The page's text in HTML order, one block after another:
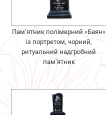
Пам’ятник полімерний «Баян»
із портретом, чорний,
ритуальний надгробний
пам’ятник